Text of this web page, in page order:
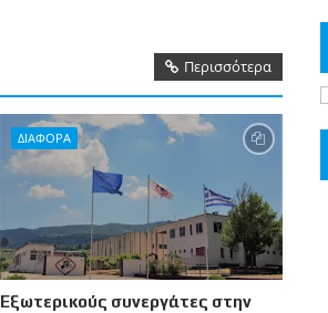
Περισσότερα
ΔΙΑΦΟΡΑ
Εξωτερικούς συνεργάτες στην